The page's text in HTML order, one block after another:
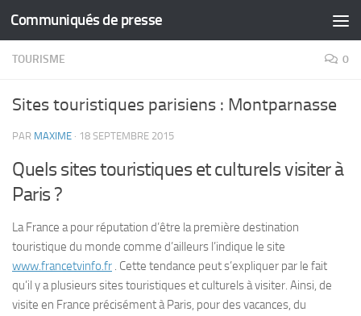
Skip to content
Communiqués de presse
TOURISME 0
Sites touristiques parisiens : Montparnasse
PAR MAXIME · 18 SEPTEMBRE 2015
Quels sites touristiques et culturels visiter à
Paris ?
La France a pour réputation d’être la première destination
touristique du monde comme d’ailleurs l’indique le site
www.francetvinfo.fr . Cette tendance peut s’expliquer par le fait
qu’il y a plusieurs sites touristiques et culturels à visiter. Ainsi, de
visite en France précisément à Paris, pour des vacances, du